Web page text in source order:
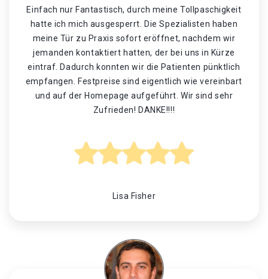
Einfach nur Fantastisch, durch meine Tollpaschigkeit
hatte ich mich ausgesperrt. Die Spezialisten haben
meine Tür zu Praxis sofort eröffnet, nachdem wir
jemanden kontaktiert hatten, der bei uns in Kürze
eintraf. Dadurch konnten wir die Patienten pünktlich
empfangen. Festpreise sind eigentlich wie vereinbart
und auf der Homepage aufgeführt. Wir sind sehr
Zufrieden! DANKE!!!!
Lisa Fisher